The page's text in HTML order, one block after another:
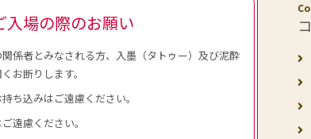
入場の際のお願い
係者とみなされる方、入墨（タトゥー）及び泥酔
お断りします。
ち込みはご遠慮ください。
遠慮ください。